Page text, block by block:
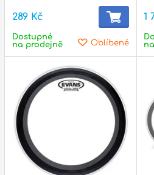
289 Kč
Oblíbené
Dostupné
na prodejně
1